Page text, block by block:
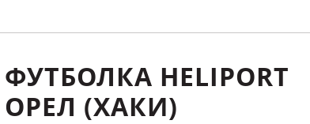
ФУТБОЛКА HELIPORT
ОРЕЛ (ХАКИ)